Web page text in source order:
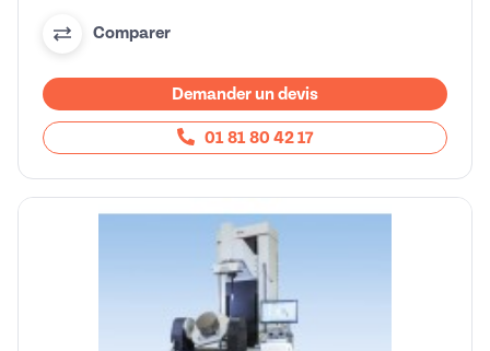
Comparer
Demander un devis
01 81 80 42 17